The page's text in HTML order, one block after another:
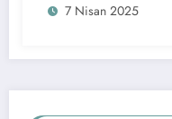
7 Nisan 2025